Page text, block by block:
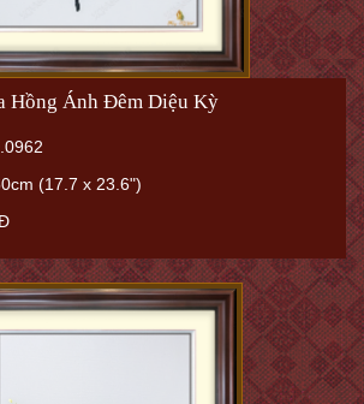
Hồng Ánh Đêm Diệu Kỳ
(17.7 x 23.6")